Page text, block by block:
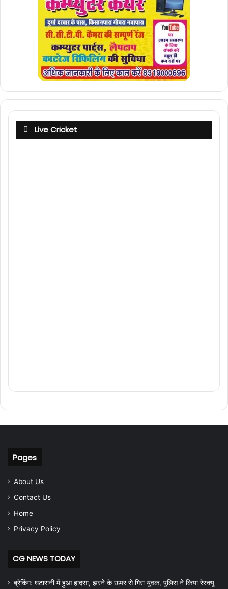
Live Cricket
Pages
About Us
Contact Us
Home
Privacy Policy
CG NEWS TODAY
ब्रेकिंग: घटारानी में हुआ हादसा, झरने के ऊपर से गिरा युवक, पुलिस ने किया रेस्क्यू